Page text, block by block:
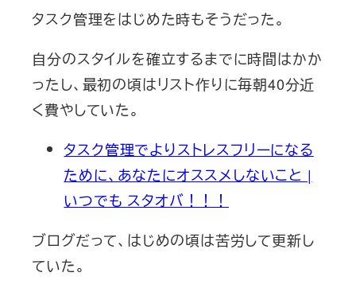
タスク管理をはじめた時もそうだった。
自分のスタイルを確立するまでに時間はかか
ったし、最初の頃はリスト作りに毎朝40分近
く費やしていた。
タスク管理でよりストレスフリーになる
ために、あなたにオススメしないこと |
いつでも スタオバ！！！
ブログだって、はじめの頃は苦労して更新し
ていた。